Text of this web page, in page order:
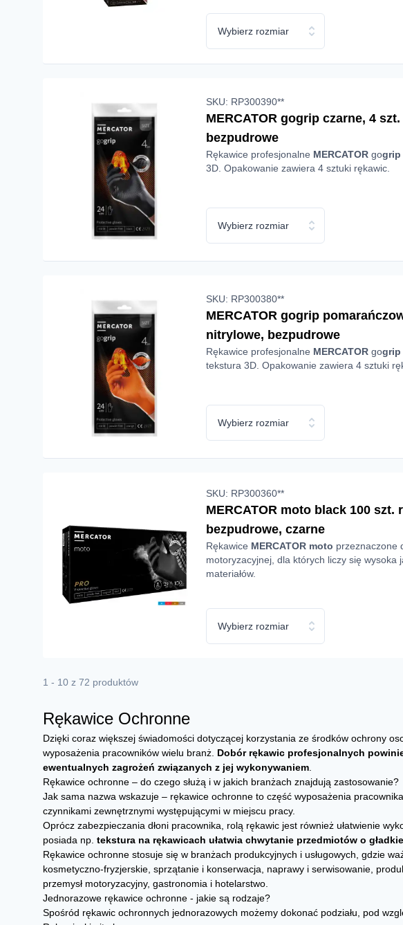
Wybierz rozmiar
SKU: RP300390**
MERCATOR gogrip czarne, 4
bezpudrowe
Rękawice profesjonalne MERCATORgogrip
3D. Opakowanie zawiera 4 sztuki rękawic.
Wybierz rozmiar
SKU: RP300380**
MERCATOR gogrip
nitrylowe, bezpudrowe
Rękawice profesjonalne MERCATORgogrip
tekstura 3D. Opakowanie zawiera 4 sztuki
Wybierz rozmiar
SKU: RP300360**
MERCATOR moto black 100 szt.
bezpudrowe, czarne
Rękawice MERCATOR moto przeznaczone
motoryzacyjnej, dla których liczy się wysoka
materiałów.
Wybierz rozmiar
1 - 10 z 72 produktów
Rękawice Ochronne
Dzięki coraz większej świadomości dotyczącej korzystania ze środków ochrony
wyposażenia pracowników wielu branż. Dobór rękawic profesjonalnych
ewentualnych zagrożeń związanych z jej wykonywaniem
Rękawice ochronne – do czego służą i w jakich branżach znajdują zastosowanie?
Jak sama nazwa wskazuje – rękawice ochronne to część wyposażenia
czynnikami zewnętrznymi występującymi w miejscu pracy.
Oprócz zabezpieczania dłoni pracownika, rolą rękawic jest również ułatwienie
posiada np. tekstura na rękawicach ułatwia chwytanie przedmiotów o
Rękawice ochronne stosuje się w branżach produkcyjnych i usługowych, gdzie
kosmetyczno-fryzjerskie, sprzątanie i konserwacja, naprawy i serwisowanie,
przemysł motoryzacyjny, gastronomia i hotelarstwo.
Jednorazowe rękawice ochronne - jakie są rodzaje?
Spośród rękawic ochronnych jednorazowych możemy dokonać podziału, pod